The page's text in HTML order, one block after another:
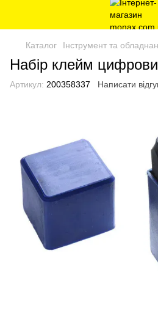
Каталог Інструмент та
Набір клейм
Артикул: 200358337 Написати